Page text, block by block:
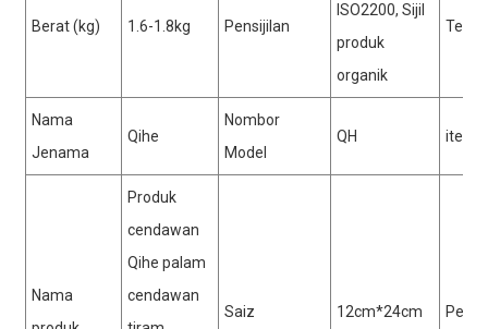
Berat (kg) 1.6-1.8kg Pensijilan
ISO2200, Sijil
produk
organik
Nama
Jenama
Qihe
Nombor
Model
QH item
Nama
Produk
cendawan
Qihe palam
cendawan
Saiz 12cm*24cm